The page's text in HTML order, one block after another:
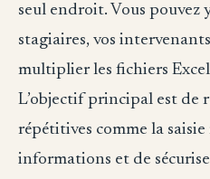
seul endroit. Vous pouvez
stagiaires, vos
multiplier les fichiers
L’objectif principal est de
répétitives comme la
informations et de